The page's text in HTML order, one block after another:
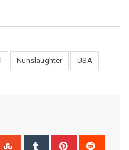
Nunslaughter USA